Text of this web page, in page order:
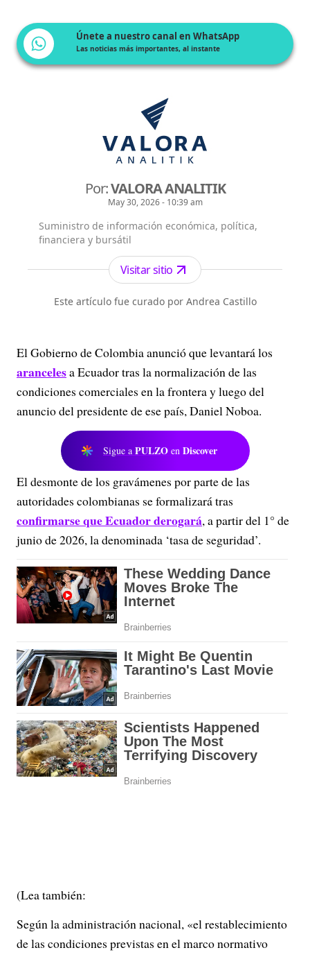
Únete a nuestro canal en WhatsApp
Las noticias más importantes, al instante
Por:VALORA ANALITIK
May 30, 2026 - 10:39 am
Suministro de información económica, política,
financiera y bursátil
Visitar sitio
Este artículo fue curado por Andrea Castillo
El Gobierno de Colombia anunció que levantará los
arancelesa Ecuador tras la normalización de las
condiciones comerciales en la frontera y luego del
anuncio del presidente de ese país, Daniel Noboa.
Sigue a PULZO en Discover
El desmonte de los gravámenes por parte de las
autoridades colombianas se formalizará tras
confirmarse que Ecuador derogará, a partir del 1° de
junio de 2026, la denominada ‘tasa de seguridad’.
(Lea también:
Según la administración nacional, «el restablecimiento
de las condiciones previstas en el marco normativo